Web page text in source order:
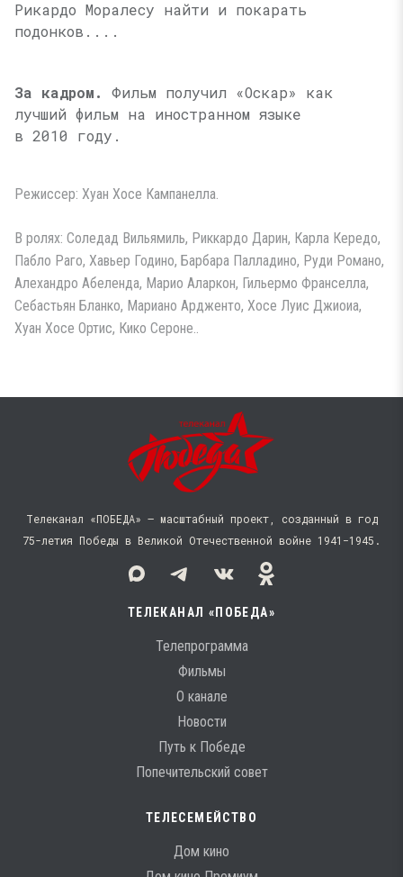
Рикардо Моралесу найти и покарать
подонков....
За кадром.
Фильм получил «Оскар» как
лучший фильм на иностранном языке
в 2010 году.
Режиссер: Хуан Хосе Кампанелла.
В ролях: Соледад Вильямиль, Риккардо Дарин, Карла Кередо,
Пабло Раго, Хавьер Годино, Барбара Палладино, Руди Романо,
Алехандро Абеленда, Марио Аларкон, Гильермо Франселла,
Себастьян Бланко, Мариано Ардженто, Хосе Луис Джиоиа,
Хуан Хосе Ортис, Кико Сероне..
Телеканал «ПОБЕДА» — масштабный проект, созданный в год
75-летия Победы в Великой Отечественной войне 1941−1945.
ТЕЛЕКАНАЛ «ПОБЕДА»
Телепрограмма
Фильмы
О канале
Новости
Путь к Победе
Попечительский совет
ТЕЛЕСЕМЕЙСТВО
Дом кино